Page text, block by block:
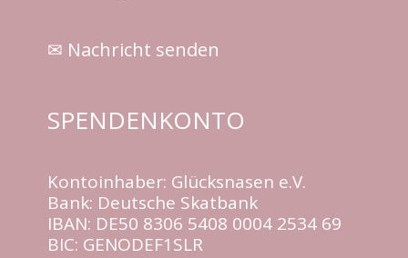
✉ Nachricht senden
SPENDENKONTO
Kontoinhaber: Glücksnasen e.V.
Bank: Deutsche Skatbank
IBAN: DE50 8306 5408 0004 2534 69
BIC: GENODEF1SLR